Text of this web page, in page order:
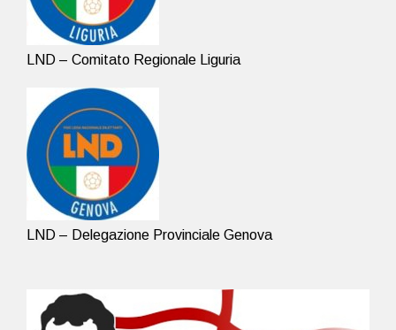
LND – Comitato Regionale Liguria
LND – Delegazione Provinciale Genova